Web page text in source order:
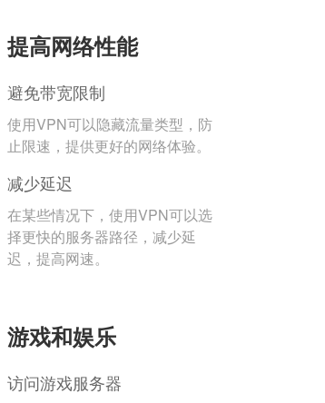
提高网络性能
避免带宽限制
使用VPN可以隐藏流量类型，防
止限速，提供更好的网络体验。
减少延迟
在某些情况下，使用VPN可以选
择更快的服务器路径，减少延
迟，提高网速。
游戏和娱乐
访问游戏服务器